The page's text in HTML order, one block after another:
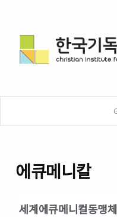
에큐메니칼
세계에큐메니컬동맹